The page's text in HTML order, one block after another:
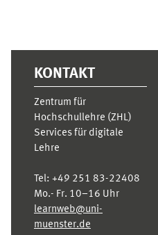
KONTAKT
Zentrum für
Hochschullehre (ZHL)
Services für digitale
Lehre
Tel: +49 251 83-22408
Mo.- Fr. 10–16 Uhr
learnweb@uni-
muenster.de